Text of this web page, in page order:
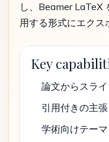
し、Beamer LaTeX
用する形式にエクス
Key
論文からスラ
引用付きの主張
学術向けテーマ